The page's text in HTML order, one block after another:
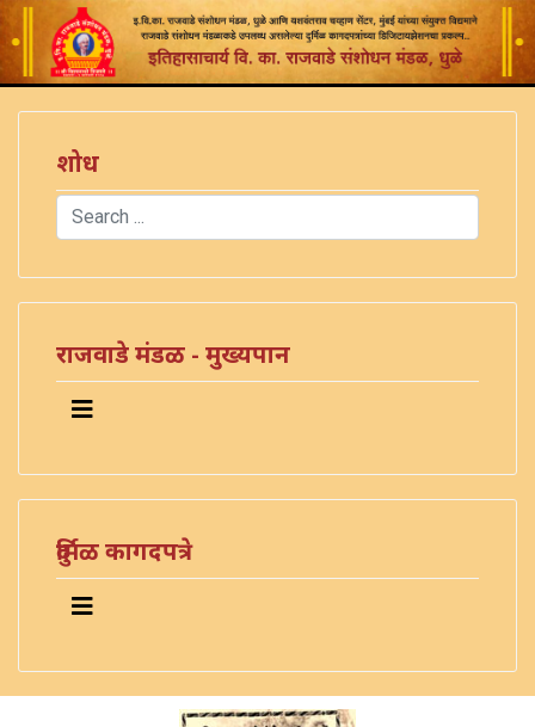
शोध
Search
राजवाडे मंडळ - मुख्यपान
दुर्मिळ कागदपत्रे